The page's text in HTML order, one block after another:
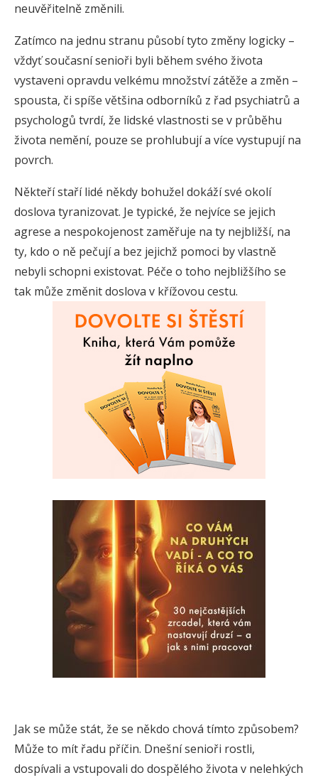
neuvěřitelně změnili.
Zatímco na jednu stranu působí tyto změny logicky –
vždyť současní senioři byli během svého života
vystaveni opravdu velkému množství zátěže a změn –
spousta, či spíše většina odborníků z řad psychiatrů a
psychologů tvrdí, že lidské vlastnosti se v průběhu
života nemění, pouze se prohlubují a více vystupují na
povrch.
Někteří staří lidé někdy bohužel dokáží své okolí
doslova tyranizovat. Je typické, že nejvíce se jejich
agrese a nespokojenost zaměřuje na ty nejbližší, na
ty, kdo o ně pečují a bez jejichž pomoci by vlastně
nebyli schopni existovat. Péče o toho nejbližšího se
tak může změnit doslova v křížovou cestu.
Jak se může stát, že se někdo chová tímto způsobem?
Může to mít řadu příčin. Dnešní senioři rostli,
dospívali a vstupovali do dospělého života v nelehkých